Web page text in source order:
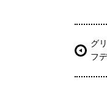
グ
フ